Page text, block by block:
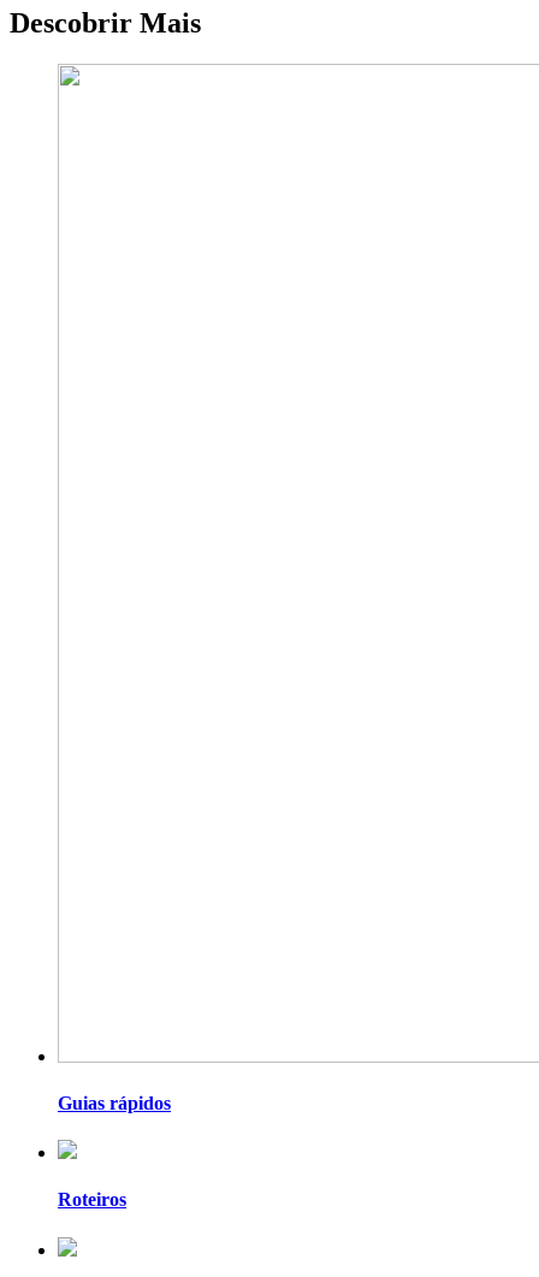
Descobrir Mais
Guias rápidos
Roteiros